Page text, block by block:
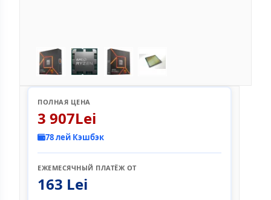
ПОЛНАЯ ЦЕНА
3 907Lei
78 лей Кэшбэк
ЕЖЕМЕСЯЧНЫЙ ПЛАТЁЖ ОТ
163 Lei